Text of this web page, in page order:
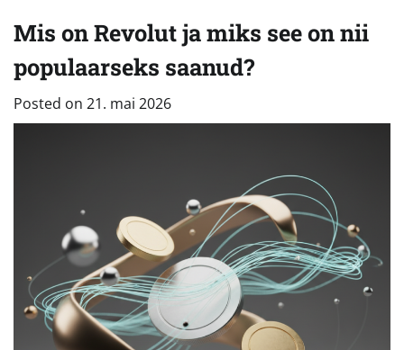
Mis on Revolut ja miks see on nii
populaarseks saanud?
Posted on 21. mai 2026